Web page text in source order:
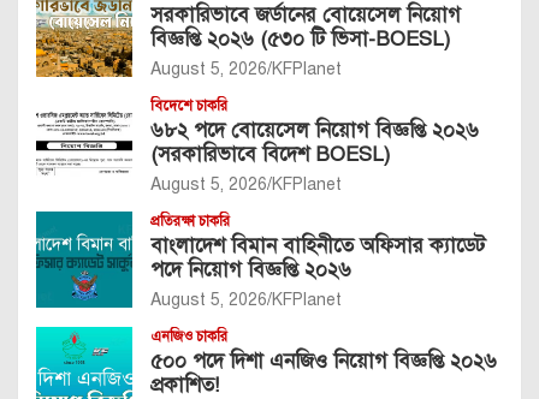
সরকারিভাবে জর্ডানের বোয়েসেল নিয়োগ
বিজ্ঞপ্তি ২০২৬ (৫৩০ টি ভিসা-BOESL)
August 5, 2026 KFPlanet
বিদেশে চাকরি
৬৮২ পদে বোয়েসেল নিয়োগ বিজ্ঞপ্তি ২০২৬
(সরকারিভাবে বিদেশ BOESL)
August 5, 2026 KFPlanet
প্রতিরক্ষা চাকরি
বাংলাদেশ বিমান বাহিনীতে অফিসার ক্যাডেট
পদে নিয়োগ বিজ্ঞপ্তি ২০২৬
August 5, 2026 KFPlanet
এনজিও চাকরি
৫০০ পদে দিশা এনজিও নিয়োগ বিজ্ঞপ্তি ২০২৬
প্রকাশিত!